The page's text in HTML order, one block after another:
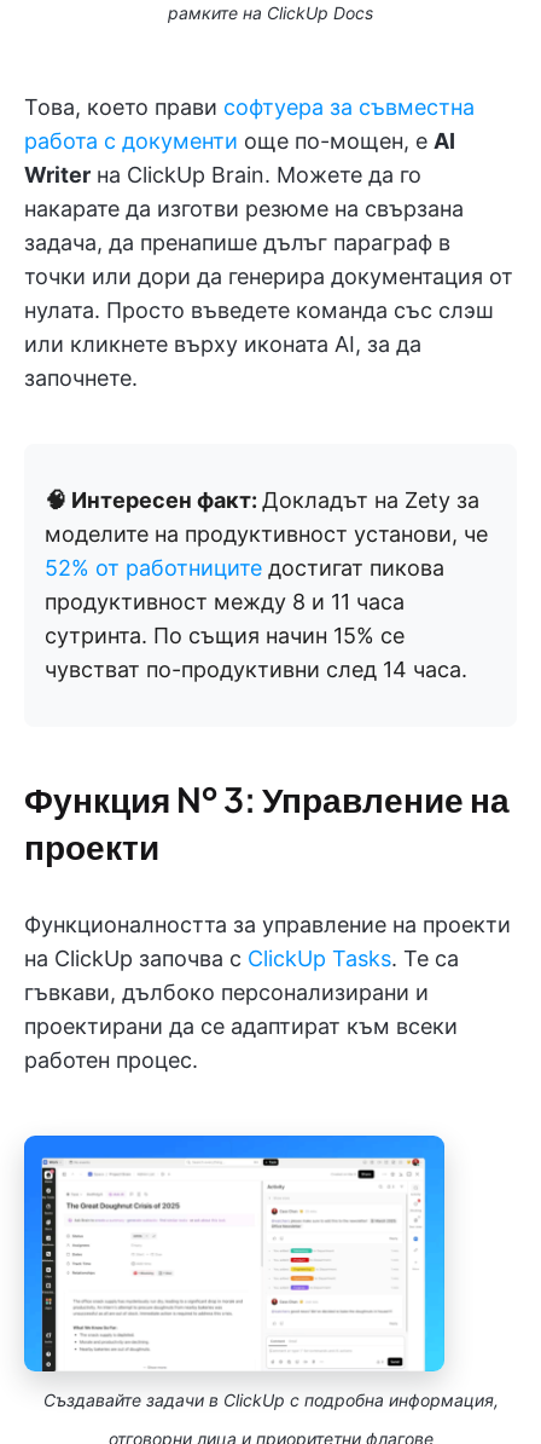
рамките на ClickUp Docs
Това, което прави софтуера за съвместна
работа с документи още по-мощен, е AI
Writer на ClickUp Brain. Можете да го
накарате да изготви резюме на свързана
задача, да пренапише дълъг параграф в
точки или дори да генерира документация от
нулата. Просто въведете команда със слэш
или кликнете върху иконата AI, за да
започнете.
🧠 Интересен факт: Докладът на Zety за
моделите на продуктивност установи, че
52% от работниците достигат пикова
продуктивност между 8 и 11 часа
сутринта. По същия начин 15% се
чувстват по-продуктивни след 14 часа.
Функция № 3: Управление на
проекти
Функционалността за управление на проекти
на ClickUp започва с ClickUp Tasks. Те са
гъвкави, дълбоко персонализирани и
проектирани да се адаптират към всеки
работен процес.
Създавайте задачи в ClickUp с подробна информация,
отговорни лица и приоритетни флагове